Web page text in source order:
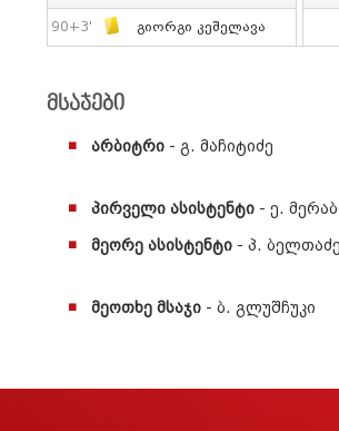
90+3' Გიორგი Კეშელავა
მსაჯები
არბიტრი - გ. მაჩიტიძე
პირველი ასისტენტი - ე.
მეორე ასისტენტი - პ. ბელთაძე
მეოთხე მსაჯი - ბ. გლუშჩუკი